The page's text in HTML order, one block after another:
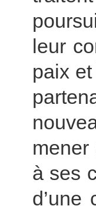
leur
paix
à ses
d’une